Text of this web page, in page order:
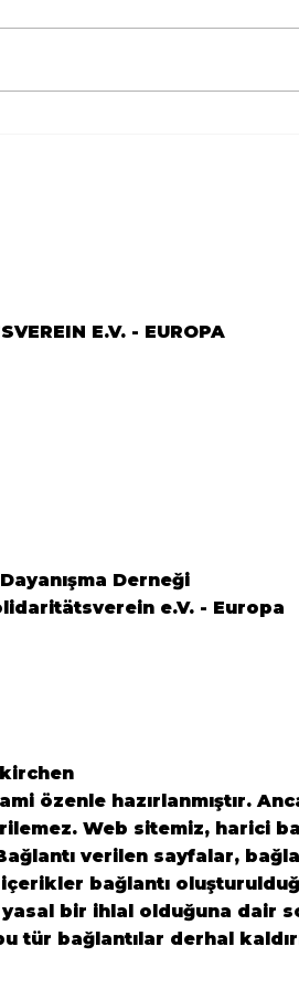
E.V. - EUROPA
Derneği
e.V. - Europa
özenle hazırlanmıştır.
Web sitemiz, harici
verilen sayfalar,
içerikler bağlantı
bir ihlal olduğuna dair
tür bağlantılar derhal